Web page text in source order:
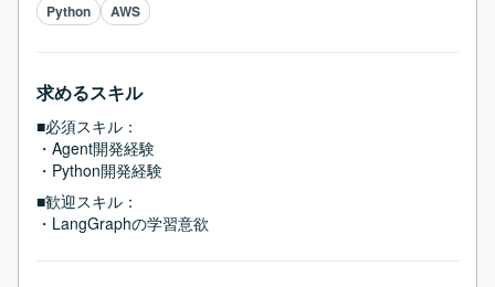
Python AWS
求めるスキル
■必須スキル：
・Agent開発経験
・Python開発経験
■歓迎スキル：
・LangGraphの学習意欲